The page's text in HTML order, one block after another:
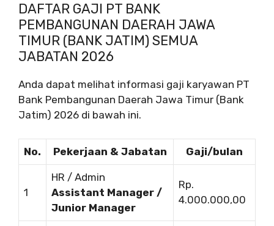
DAFTAR GAJI PT BANK
PEMBANGUNAN DAERAH JAWA
TIMUR (BANK JATIM) SEMUA
JABATAN 2026
Anda dapat melihat informasi gaji karyawan PT
Bank Pembangunan Daerah Jawa Timur (Bank
Jatim) 2026 di bawah ini.
No. Pekerjaan & Jabatan Gaji/bulan
1
HR / Admin
Assistant Manager /
Junior Manager
Rp.
4.000.000,00